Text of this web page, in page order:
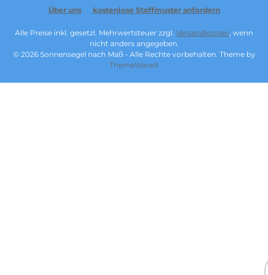
Über uns kostenlose Stoffmuster anfordern
Alle Preise inkl. gesetzl. Mehrwertsteuer zzgl. Versandkosten, wenn
nicht anders angegeben.
© 2026 Sonnensegel nach Maß - Alle Rechte vorbehalten. Theme by
ThemeWare®